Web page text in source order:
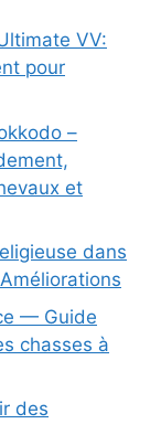
VV:
pour
–
et
dans
— Guide
chasses à
des